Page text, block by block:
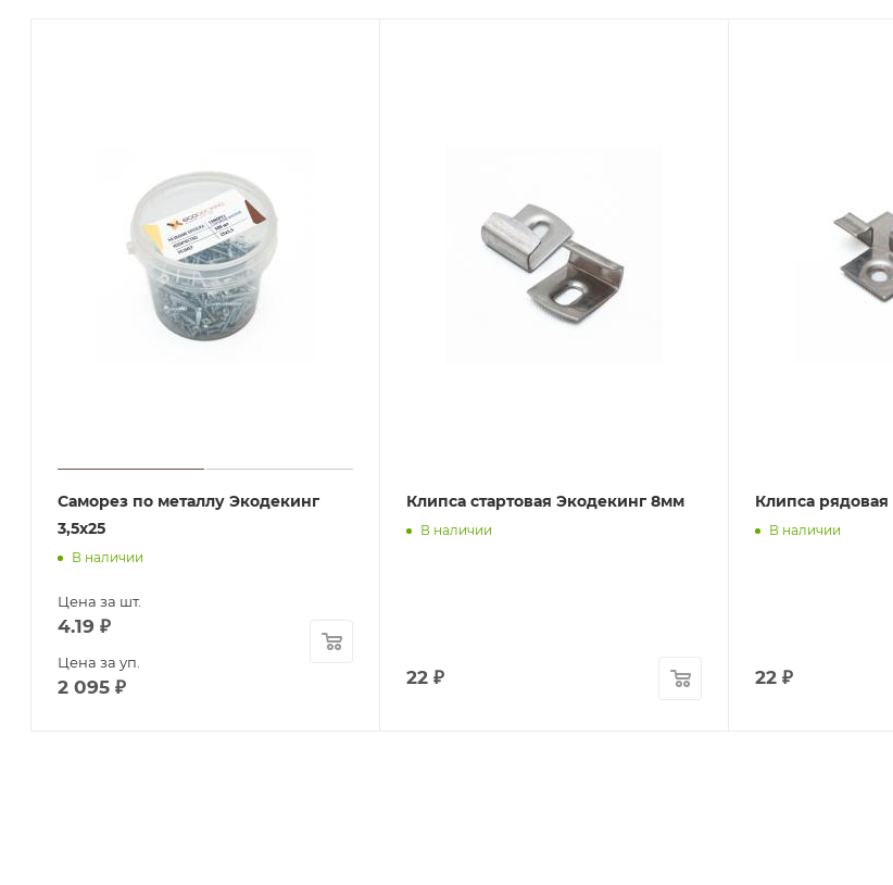
Саморез по металлу Экодекинг
3,5х25
В наличии
Цена за шт.
4.19 ₽
Цена за уп.
2 095 ₽
Клипса стартовая Экодекинг 8мм
В наличии
22 ₽
Клипса
В наличии
22 ₽